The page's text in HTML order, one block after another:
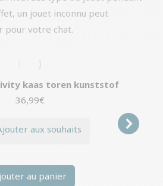
un jouet inconnu peut
pour votre chat.
kaas toren kunststof
36,99€
aux souhaits
au panier